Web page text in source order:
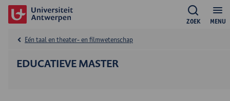
MENU
ZOEK
EDUCATIEVE MASTER
Eén taal en theater- en filmwetenschap